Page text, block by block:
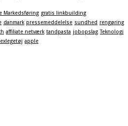
Markedsføring gratis linkbuilding
danmark pressemeddelelse sundhed rengøring
affiliate netværk tandpasta jobopslag Teknologi
apple